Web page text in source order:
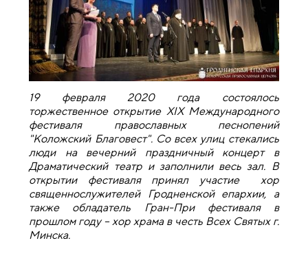
19 февраля 2020 года состоялось
торжественное открытие XIX Международного
фестиваля православных песнопений
"Коложский Благовест". Со всех улиц стекались
люди на вечерний праздничный концерт в
Драматический театр и заполнили весь зал. В
открытии фестиваля принял участие хор
священнослужителей Гродненской епархии, а
также обладатель Гран-При фестиваля в
прошлом году – хор храма в честь Всех Святых г.
Минска.